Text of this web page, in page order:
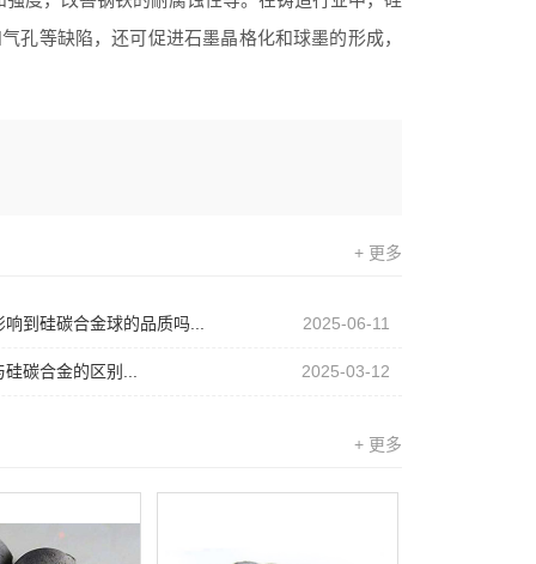
孔等缺陷，还可促进石墨晶格化和球墨的形成，
+ 更多
2025-06-11
到硅碳合金球的品质吗...
2025-03-12
碳合金的区别...
+ 更多